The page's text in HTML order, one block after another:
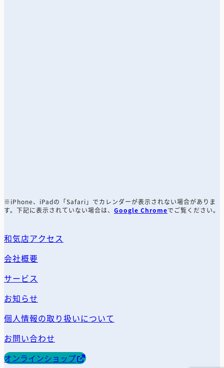
※iPhone、iPadの 「Safari」でカレンダーが表示されない場合がありま
す。下記に表示されていない場合は、 Google Chromeでご覧ください。
和気店アクセス
会社概要
サービス
お知らせ
個人情報の取り扱いについて
お問い合わせ
オンラインショップ